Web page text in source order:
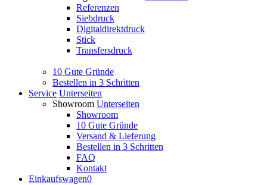
Referenzen
Siebdruck
Digitaldirektdruck
Stick
Transfersdruck
10 Gute Gründe
Bestellen in 3 Schritten
Service Unterseiten
Showroom Unterseiten
Showroom
10 Gute Gründe
Versand & Lieferung
Bestellen in 3 Schritten
FAQ
Kontakt
Einkaufswagen0